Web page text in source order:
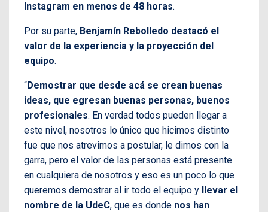
Instagram en menos de 48 horas.
Por su parte, Benjamín Rebolledo destacó el
valor de la experiencia y la proyección del
equipo.
“Demostrar que desde acá se crean buenas
ideas, que egresan buenas personas, buenos
profesionales. En verdad todos pueden llegar a
este nivel, nosotros lo único que hicimos distinto
fue que nos atrevimos a postular, le dimos con la
garra, pero el valor de las personas está presente
en cualquiera de nosotros y eso es un poco lo que
queremos demostrar al ir todo el equipo y
llevar el
nombre de la UdeC, que es donde nos han